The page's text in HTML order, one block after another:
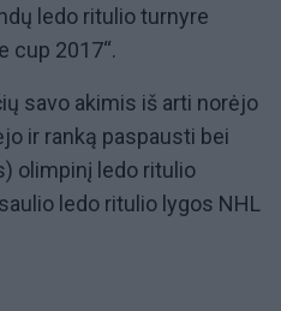
ledo ritulio turnyre
cup 2017“.
savo akimis iš arti norėjo
ir ranką paspausti bei
olimpinį ledo ritulio
ledo ritulio lygos NHL